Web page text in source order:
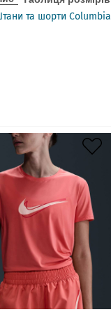
та шорти Columbia